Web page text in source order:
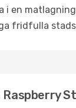
i en
fridfulla